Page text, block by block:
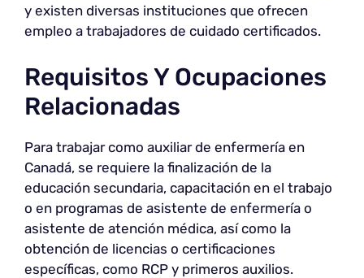
y existen diversas instituciones que ofrecen
empleo a trabajadores de cuidado certificados.
Requisitos Y Ocupaciones
Relacionadas
Para trabajar como auxiliar de enfermería en
Canadá, se requiere la finalización de la
educación secundaria, capacitación en el trabajo
o en programas de asistente de enfermería o
asistente de atención médica, así como la
obtención de licencias o certificaciones
específicas, como RCP y primeros auxilios.